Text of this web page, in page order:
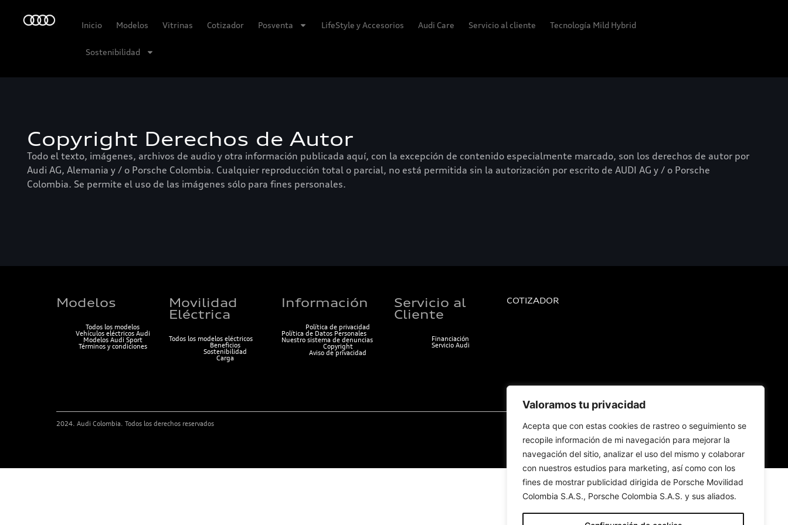
Valoramos tu privacidad
Acepta que con estas cookies de rastreo o seguimiento se
recopile información de mi navegación para mejorar la
navegación del sitio, analizar el uso del mismo y colaborar
con nuestros estudios para marketing, así como con los
fines de mostrar publicidad dirigida de Porsche Movilidad
Colombia S.A.S., Porsche Colombia S.A.S. y sus aliados.
Inicio Modelos Vitrinas Cotizador Posventa LifeStyle y Accesorios Audi Care Servicio al cliente Tecnología Mild Hybrid
Sostenibilidad
Copyright Derechos de Autor
Todo el texto, imágenes, archivos de audio y otra información publicada aquí, con la excepción de contenido especialmente marcado, son los derechos de autor por
Audi AG, Alemania y / o Porsche Colombia. Cualquier reproducción total o parcial, no está permitida sin la autorización por escrito de AUDI AG y / o Porsche
Colombia. Se permite el uso de las imágenes sólo para fines personales.
Modelos
Todos los modelos
Vehículos eléctricos Audi
Modelos Audi Sport
Términos y condiciones
Movilidad
Eléctrica
Todos los modelos eléctricos
Beneficios
Sostenibilidad
Carga
Información
Política de privacidad
Política de Datos Personales
Nuestro sistema de denuncias
Copyright
Aviso de privacidad
Servicio al
Cliente
Financiación
Servicio Audi
COTIZADOR
2024. Audi Colombia. Todos los derechos reservados